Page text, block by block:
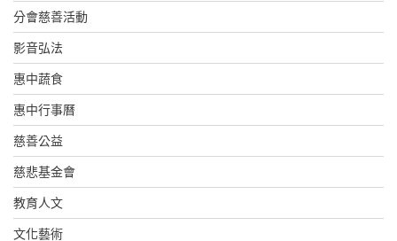
分會慈善活動
影音弘法
惠中蔬食
惠中行事曆
慈善公益
慈悲基金會
教育人文
文化藝術